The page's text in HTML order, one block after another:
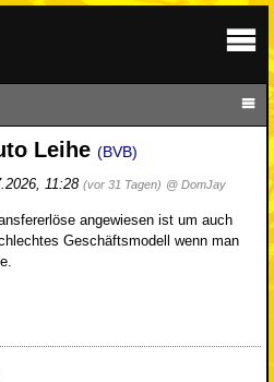
Leihe (BVB)
11:28 (vor 31 Tagen) @ DomJay
angewiesen ist um auch
Geschäftsmodell wenn man